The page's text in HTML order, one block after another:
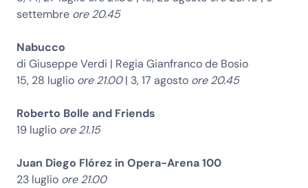
settembre ore 20.45
Nabucco
di Giuseppe Verdi | Regia Gianfranco de Bosio
15, 28 luglio ore 21.00| 3, 17 agosto ore 20.45
Roberto Bolle and Friends
19 luglio ore 21.15
Juan Diego Flórez in Opera-Arena 100
23 luglio ore 21.00